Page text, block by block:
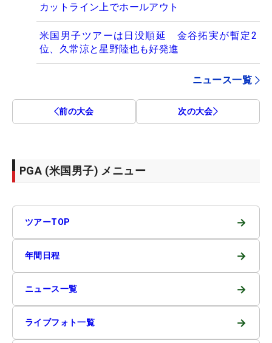
カットライン上でホールアウト
米国男子ツアーは日没順延 金谷拓実が暫定2
位、久常涼と星野陸也も好発進
ニュース一覧
前の大会 次の大会
PGA (米国男子) メニュー
ツアーTOP →
年間日程 →
ニュース一覧 →
ライブフォト一覧 →